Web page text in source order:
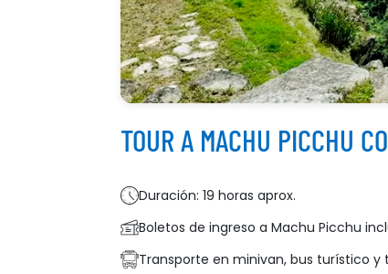
TOUR A MACHU PICCHU
Duración: 19 horas aprox.
Boletos de ingreso a Machu Picchu
Transporte en minivan, bus turístico y